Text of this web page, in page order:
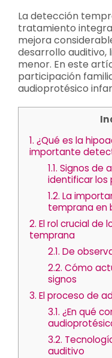
La detección
tratamiento
mejora
desarrollo auditivo,
menor. En este
participación
audioprotésico
1. ¿Qué es la
importante
1.1. Signos de
identificar los
1.2. La
temprana en
2. El rol crucial de
temprana
2.1. De
2.2. Cómo
signos
3. El proceso de
3.1. ¿En qué
3.2.
auditivo